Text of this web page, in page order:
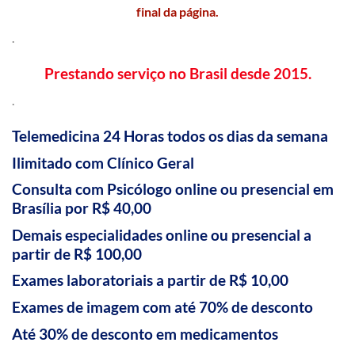
final da página.
.
Prestando serviço no Brasil desde 2015.
.
Telemedicina 24 Horas todos os dias da semana
Ilimitado com Clínico Geral
Consulta com Psicólogo online ou presencial em
Brasília por R$ 40,00
Demais especialidades online ou presencial a
partir de R$ 100,00
Exames laboratoriais a partir de R$ 10,00
Exames de imagem com até 70% de desconto
Até 30% de desconto em medicamentos